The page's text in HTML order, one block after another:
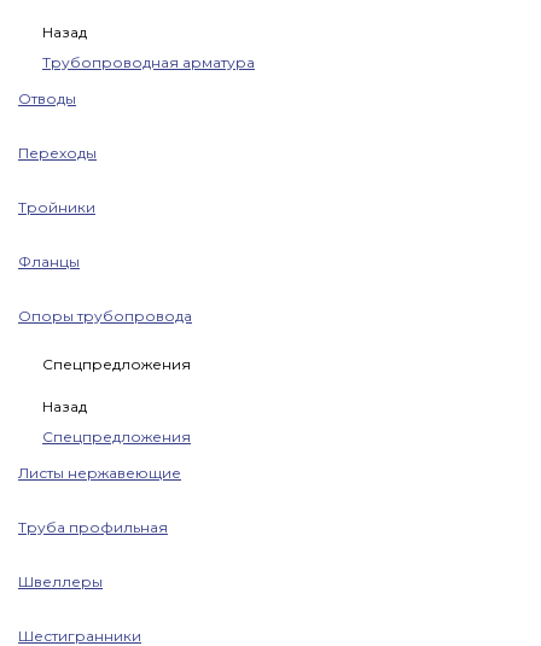
Назад
Трубопроводная арматура
Отводы
Переходы
Тройники
Фланцы
Опоры трубопровода
Спецпредложения
Назад
Спецпредложения
Листы нержавеющие
Труба профильная
Швеллеры
Шестигранники